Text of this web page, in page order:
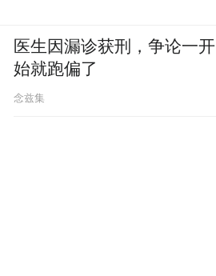
医生因漏诊获刑，争论一开
始就跑偏了
念兹集